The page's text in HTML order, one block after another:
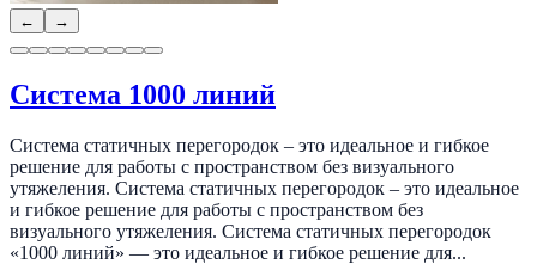
← →
Система 1000 линий
Система статичных перегородок – это идеальное и гибкое
решение для работы с пространством без визуального
утяжеления. Система статичных перегородок – это идеальное
и гибкое решение для работы с пространством без
визуального утяжеления. Система статичных перегородок
«1000 линий» — это идеальное и гибкое решение для...